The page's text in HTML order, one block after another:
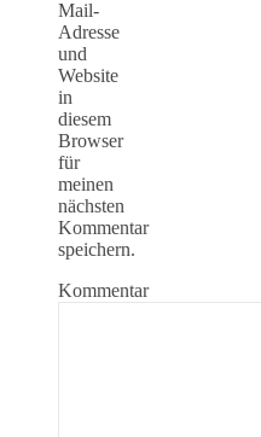
Mail-
Adresse
und
Website
in
diesem
Browser
für
meinen
nächsten
Kommentar
speichern.
Kommentar